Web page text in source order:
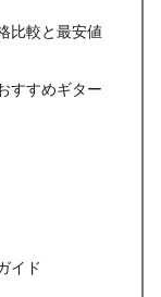
比較と最安値
すすめギター
イド